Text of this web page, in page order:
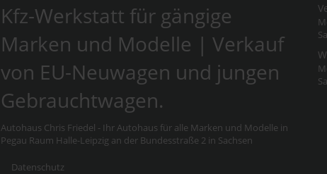
Kfz-Werkstatt für gängige
Marken und Modelle | Verkauf
von EU-Neuwagen und jungen
Gebrauchtwagen.
Autohaus Chris Friedel - Ihr Autohaus für alle Marken und Modelle in
Pegau Raum Halle-Leipzig an der Bundesstraße 2 in Sachsen
Datenschutz